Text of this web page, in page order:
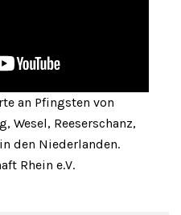
an Pfingsten von
Wesel, Reeserschanz,
den Niederlanden.
Rhein e.V.